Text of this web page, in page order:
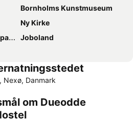
Bornholms Kunstmuseum
Ny Kirke
Joboland
Nexø, Danmark
om Dueodde